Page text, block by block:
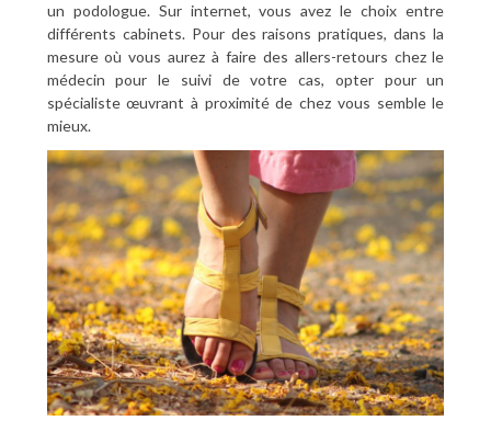
un podologue. Sur internet, vous avez le choix entre
différents cabinets. Pour des raisons pratiques, dans la
mesure où vous aurez à faire des allers-retours chez le
médecin pour le suivi de votre cas, opter pour un
spécialiste œuvrant à proximité de chez vous semble le
mieux.